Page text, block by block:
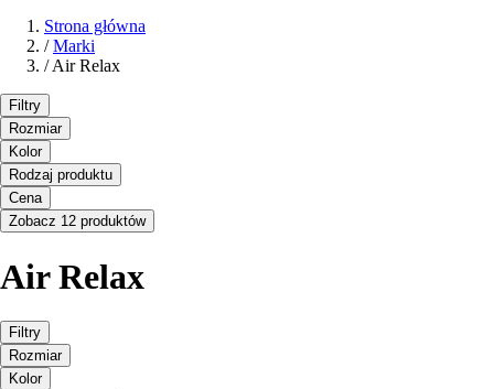
Strona główna
/ Marki
/Air Relax
Filtry
Rozmiar
Kolor
Rodzaj produktu
Cena
Zobacz 12 produktów
Air Relax
Filtry
Rozmiar
Kolor